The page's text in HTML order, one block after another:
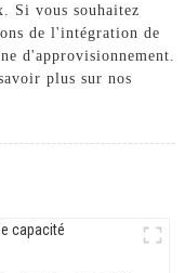
Si vous souhaitez
de l'intégration de
d'approvisionnement.
plus sur nos